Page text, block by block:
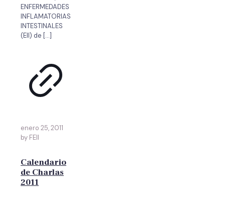
ENFERMEDADES
INFLAMATORIAS
INTESTINALES
(EII) de […]
enero 25, 2011
by FEII
Calendario
de Charlas
2011